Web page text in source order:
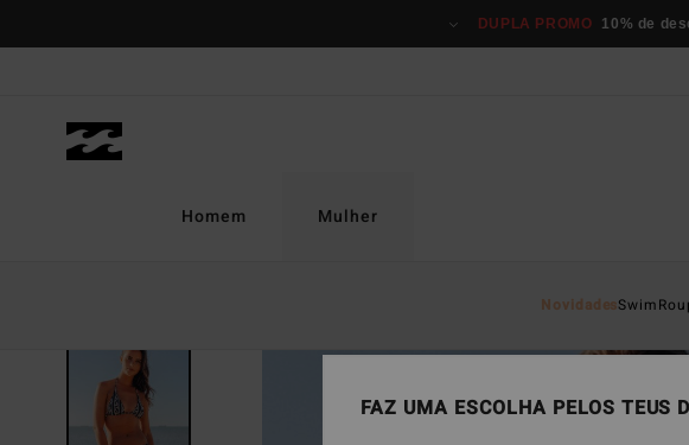
produto
DUPLA PROMO 10% de
Homem Mulher
NovidadesSwim
FAZ UMA ESCOLHA PELOS TEUS